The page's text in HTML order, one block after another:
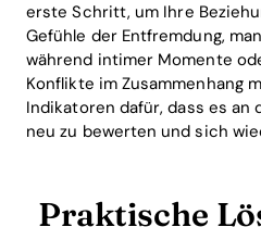
erste Schritt, um Ihre
Gefühle der Entfremdung,
während intimer Momente
Konflikte im Zusammenhang
Indikatoren dafür, dass es
neu zu bewerten und sich
Praktische